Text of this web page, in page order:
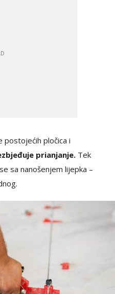
postojećih pločica i
prianjanje. Tek
sa nanošenjem lijepka –